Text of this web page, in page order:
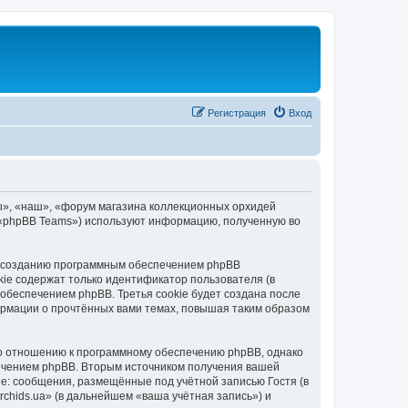
Вход
Регистрация
«наш», «форум магазина коллекционных орхидей
Teams») используют информацию, полученную во
программным обеспечением phpBB
содержат только идентификатор пользователя (в
phpBB. Третья cookie будет создана после
о прочтённых вами темах, повышая таким образом
к программному обеспечению phpBB, однако
phpBB. Вторым источником получения вашей
сообщения, размещённые под учётной записью Гостя (в
(в дальнейшем «ваша учётная запись») и